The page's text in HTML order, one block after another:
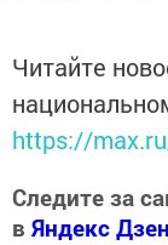
Читайте
https://
Следите за
в Яндекс Дзен